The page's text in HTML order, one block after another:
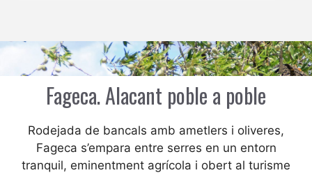
Fageca. Alacant poble a poble
Rodejada de bancals amb ametlers i oliveres,
Fageca s’empara entre serres en un entorn
tranquil, eminentment agrícola i obert al turisme